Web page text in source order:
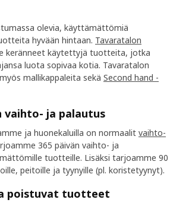
olevia, käyttämättömiä
hyvään hintaan. Tavaratalon
keränneet käytettyjä tuotteita, jotka
luota sopivaa kotia. Tavaratalon
mallikappaleita sekä Second hand -
ja palautus
ja huonekaluilla on normaalit vaihto-
365 päivän vaihto- ja
tuotteille. Lisäksi tarjoamme 90
peitoille ja tyynyille (pl. koristetyynyt).
poistuvat tuotteet